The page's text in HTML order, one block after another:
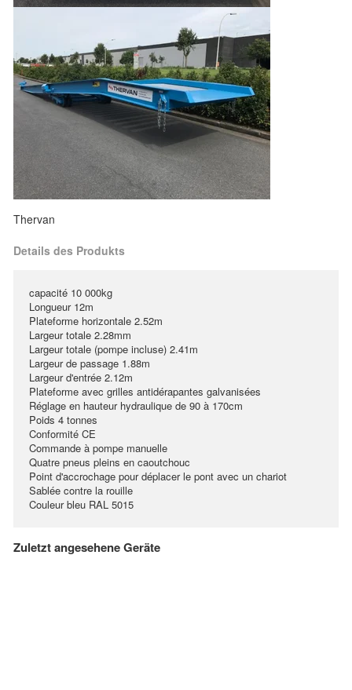
Thervan
Details des Produkts
capacité 10 000kg
Longueur 12m
Plateforme horizontale 2.52m
Largeur totale 2.28mm
Largeur totale (pompe incluse) 2.41m
Largeur de passage 1.88m
Largeur d'entrée 2.12m
Plateforme avec grilles antidérapantes galvanisées
Réglage en hauteur hydraulique de 90 à 170cm
Poids 4 tonnes
Conformité CE
Commande à pompe manuelle
Quatre pneus pleins en caoutchouc
Point d'accrochage pour déplacer le pont avec un chariot
Sablée contre la rouille
Couleur bleu RAL 5015
Zuletzt angesehene Geräte